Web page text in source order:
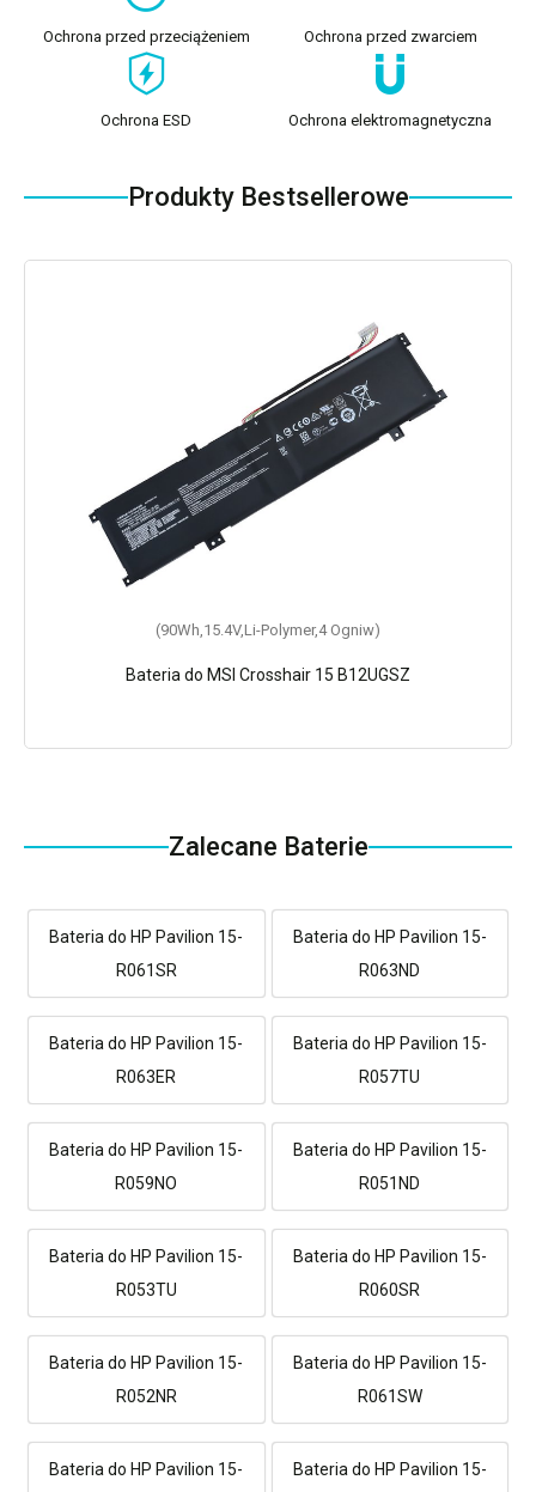
Ochrona przed przeciążeniem Ochrona przed zwarciem
Ochrona ESD Ochrona elektromagnetyczna
Produkty Bestsellerowe
(90Wh,15.4V,Li-Polymer,4 Ogniw)
Bateria do MSI Crosshair 15 B12UGSZ
Zalecane Baterie
Bateria do HP Pavilion 15-
R061SR
Bateria do HP Pavilion 15-
R063ND
Bateria do HP Pavilion 15-
R063ER
Bateria do HP Pavilion 15-
R057TU
Bateria do HP Pavilion 15-
R059NO
Bateria do HP Pavilion 15-
R051ND
Bateria do HP Pavilion 15-
R053TU
Bateria do HP Pavilion 15-
R060SR
Bateria do HP Pavilion 15-
R052NR
Bateria do HP Pavilion 15-
R061SW
Bateria do HP Pavilion 15-
Bateria do HP Pavilion 15-